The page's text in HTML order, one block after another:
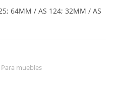
64MM / AS 124; 32MM / AS
Para muebles